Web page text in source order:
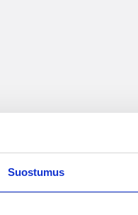
Suostumus